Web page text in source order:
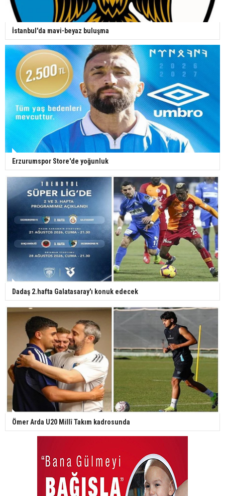
İstanbul'da mavi-beyaz buluşma
Erzurumspor Store'de yoğunluk
Dadaş 2.hafta Galatasaray'ı konuk edecek
Ömer Arda U20 Millî Takım kadrosunda